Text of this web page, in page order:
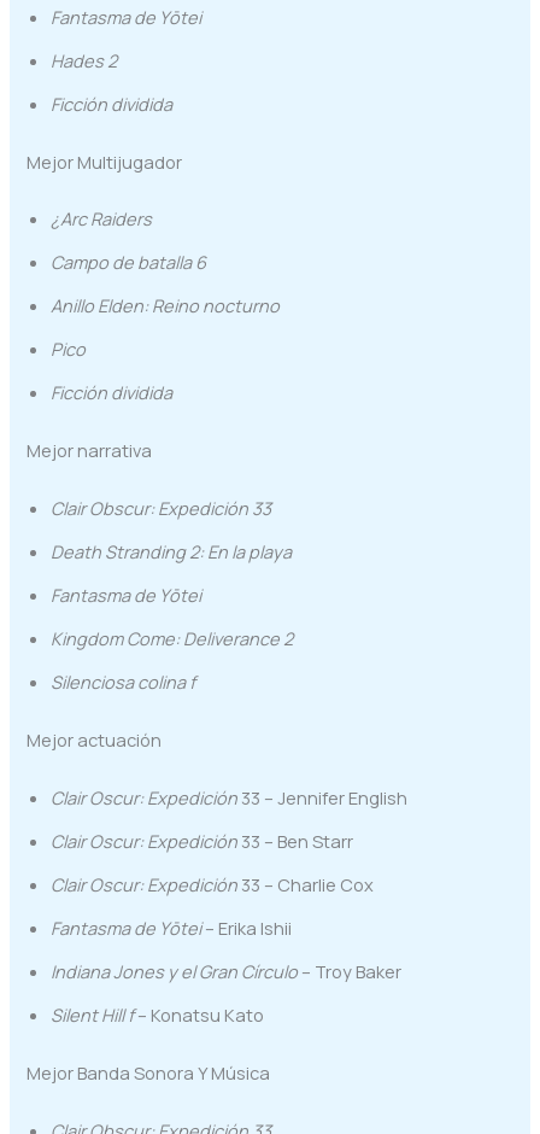
Fantasma de Yōtei
Hades 2
Ficción dividida
Mejor Multijugador
¿Arc Raiders
Campo de batalla 6
Anillo Elden: Reino nocturno
Pico
Ficción dividida
Mejor narrativa
Clair Obscur: Expedición 33
Death Stranding 2: En la playa
Fantasma de Yōtei
Kingdom Come: Deliverance 2
Silenciosa colina f
Mejor actuación
Clair Oscur: Expedición 33 – Jennifer English
Clair Oscur: Expedición 33 – Ben Starr
Clair Oscur: Expedición 33 – Charlie Cox
Fantasma de Yōtei– Erika Ishii
Indiana Jones y el Gran Círculo – Troy Baker
Silent Hill f– Konatsu Kato
Mejor Banda Sonora Y Música